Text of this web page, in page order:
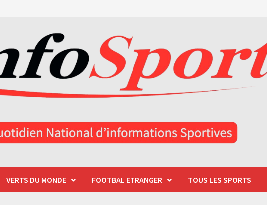
VERTS DU MONDE FOOTBAL ETRANGER TOUS LES SPORTS